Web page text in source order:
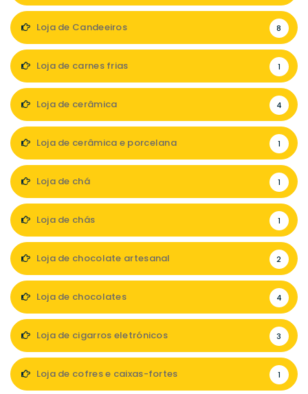
Loja de Candeeiros 8
Loja de carnes frias 1
Loja de cerâmica 4
Loja de cerâmica e porcelana 1
Loja de chá 1
Loja de chás 1
Loja de chocolate artesanal 2
Loja de chocolates 4
Loja de cigarros eletrónicos 3
Loja de cofres e caixas-fortes 1